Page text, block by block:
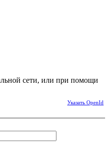
сети, или при помощи
Указать OpenId